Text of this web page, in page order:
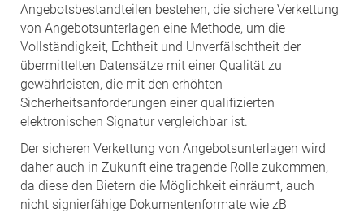
Angebotsbestandteilen bestehen, die sichere Verkettung
von Angebotsunterlagen eine Methode, um die
Vollständigkeit, Echtheit und Unverfälschtheit der
übermittelten Datensätze mit einer Qualität zu
gewährleisten, die mit den erhöhten
Sicherheitsanforderungen einer qualifizierten
elektronischen Signatur vergleichbar ist.
Der sicheren Verkettung von Angebotsunterlagen wird
daher auch in Zukunft eine tragende Rolle zukommen,
da diese den Bietern die Möglichkeit einräumt, auch
nicht signierfähige Dokumentenformate wie zB